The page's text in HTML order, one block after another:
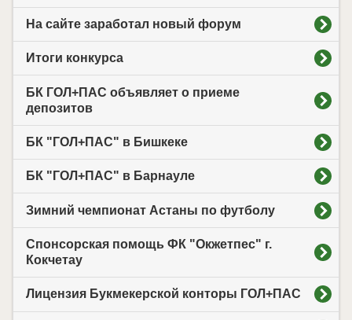
На сайте заработал новый форум
Итоги конкурса
БК ГОЛ+ПАС объявляет о приеме
депозитов
БК "ГОЛ+ПАС" в Бишкеке
БК "ГОЛ+ПАС" в Барнауле
Зимний чемпионат Астаны по футболу
Спонсорская помощь ФК "Окжетпес" г.
Кокчетау
Лицензия Букмекерской конторы ГОЛ+ПАС